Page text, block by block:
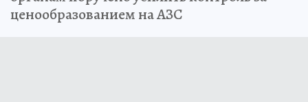
ценообразованием на АЗС